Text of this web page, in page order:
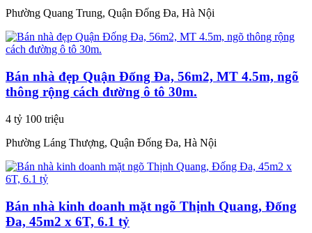
Phường Quang Trung, Quận Đống Đa, Hà Nội
Bán nhà đẹp Quận Đống Đa, 56m2, MT 4.5m, ngõ
thông rộng cách đường ô tô 30m.
4 tỷ 100 triệu
Phường Láng Thượng, Quận Đống Đa, Hà Nội
Bán nhà kinh doanh mặt ngõ Thịnh Quang, Đống
Đa, 45m2 x 6T, 6.1 tỷ